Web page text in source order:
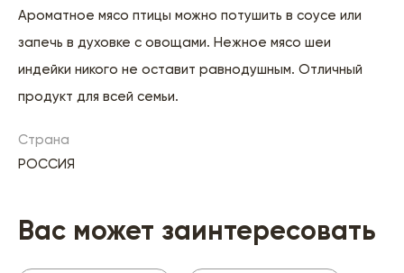
Ароматное мясо птицы можно потушить в соусе или
запечь в духовке с овощами. Нежное мясо шеи
индейки никого не оставит равнодушным. Отличный
продукт для всей семьи.
Страна
РОССИЯ
Вас может заинтересовать